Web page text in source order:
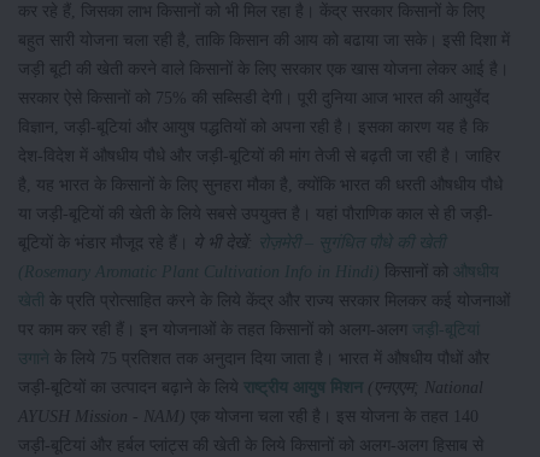
कर रहे हैं, जिसका लाभ किसानों को भी मिल रहा है। केंद्र सरकार किसानों के लिए
बहुत सारी योजना चला रही है, ताकि किसान की आय को बढाया जा सके। इसी दिशा में
जड़ी बूटी की खेती करने वाले किसानों के लिए सरकार एक खास योजना लेकर आई है।
सरकार ऐसे किसानों को 75% की सब्सिडी देगी। पूरी दुनिया आज भारत की आयुर्वेद
विज्ञान, जड़ी-बूटियां और आयुष पद्धतियों को अपना रही है। इसका कारण यह है कि
देश-विदेश में औषधीय पौधे और जड़ी-बूटियों की मांग तेजी से बढ़ती जा रही है। जाहिर
है, यह भारत के किसानों के लिए सुनहरा मौका है, क्योंकि भारत की धरती औषधीय पौधे
या जड़ी-बूटियों की खेती के लिये सबसे उपयुक्त है। यहां पौराणिक काल से ही जड़ी-
बूटियों के भंडार मौजूद रहे हैं।
ये भी देखें:
रोज़मेरी – सुगंधित पौधे की खेती
(Rosemary Aromatic Plant Cultivation Info in Hindi) किसानों को
औषधीय
खेती
के प्रति प्रोत्साहित करने के लिये केंद्र और राज्य सरकार मिलकर कई योजनाओं
पर काम कर रही हैं। इन योजनाओं के तहत किसानों को अलग-अलग
जड़ी-बूटियां
उगाने के लिये 75 प्रतिशत तक अनुदान दिया जाता है। भारत में औषधीय पौधों और
जड़ी-बूटियों का उत्पादन बढ़ाने के लिये राष्ट्रीय आयुष मिशन (एनएएम; National
AYUSH Mission - NAM) एक योजना चला रही है। इस योजना के तहत 140
जड़ी-बूटियां और हर्बल प्लांट्स की खेती के लिये किसानों को अलग-अलग हिसाब से